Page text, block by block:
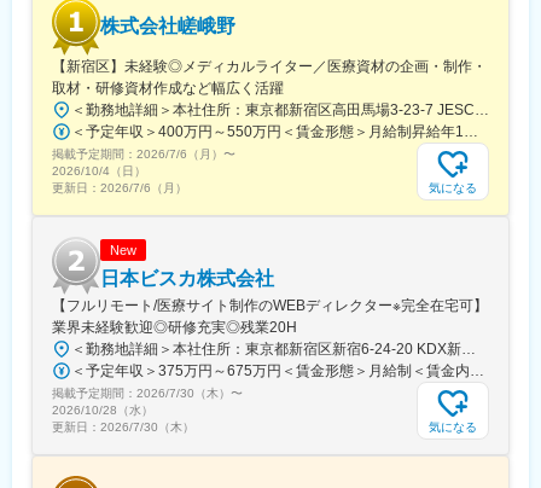
四半期に一回程度の対面で会うキックオフの機会もご用意してお
ります。
■当社について：
当社は、「テクノロジーの力で人々の健康寿命を延ばす」ことを
理念に掲げ、医師専用のWebサービスやアプリを展開していま
す。
当社が提供する「ヒポクラ」は、約70,000人以上の医師が参加す
ンライン医局”として多くの医師に活用されています。
コミュニティを通じて、医師は他の専門領域の知見を得たり、診
療の選択肢を広げたりすることができ、結果的に患者さんにより
良い医療を届けることにつながっています。単なる情報共有にと
どまらず、医師同士の相互支援を通じて臨床力とモチベーション
を高める仕組みを提供している点が、当社サービスの大きな強み
となっています。
株式会社嵯峨野
【新宿区】未経験◎メディカルライター／医療資材の企画・制作・
取材・研修資材作成など幅広く活躍
＜勤務地詳細＞本社住所：東京都新宿区高田馬場3-23-7 JESCO高田馬場3F受動喫煙対策：屋内全面禁煙変更の範囲：会社の定める事業所（リモートワーク含む）
＜予定年収＞400万円～550万円＜賃金形態＞月給制昇給年1回、賞与年2回（実績）＜賃金内訳＞月額（基本給）：250,000円～350,000円＜月給＞250,000円～350,000円＜昇給有無＞有＜残業手当＞有＜給与補足＞経験・能力を考慮して決定します賃金はあくまでも目安の金額であり、選考を通じて上下する可能性があります。月給(月額)は固定手当を含めた表記です。
掲載予定期間： 2026/7/6（月） 〜
2026/10/4（日）
更新日： 2026/7/6（月） 気になる
New
日本ビスカ株式会社
【フルリモート/医療サイト制作のWEBディレクター※完全在宅可】
業界未経験歓迎◎研修充実◎残業20H
＜勤務地詳細＞本社住所：東京都新宿区新宿6-24-20 KDX新宿6丁目ビル10F勤務地最寄駅：都営大江戸線、東京メトロ副都心線／東新宿駅受動喫煙対策：屋内全面禁煙変更の範囲：会社の定める事業所（リモートワーク含む）
＜予定年収＞375万円～675万円＜賃金形態＞月給制＜賃金内訳＞月額（基本給）：250,000円～450,000円＜月給＞250,000円～450,000円＜昇給有無＞有＜残業手当＞有＜給与補足＞■賞与：年2回※25年度実績4.08ヶ月分■昇給：年1回賃金はあくまでも目安の金額であり、選考を通じて上下する可能性があります。月給(月額)は固定手当を含めた表記です。
掲載予定期間： 2026/7/30（木） 〜
2026/10/28（水）
更新日： 2026/7/30（木） 気になる